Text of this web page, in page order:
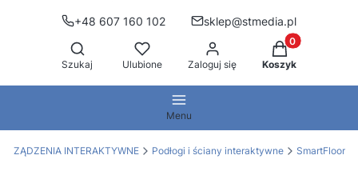
+48 607 160 102
sklep@stmedia.pl
Otwórz wyszukiwarkę
Szukaj Ulubione Zaloguj się
Produkty w
Koszyk
Menu
URZĄDZENIA INTERAKTYWNE Podłogi i ściany interaktywne SmartFloor